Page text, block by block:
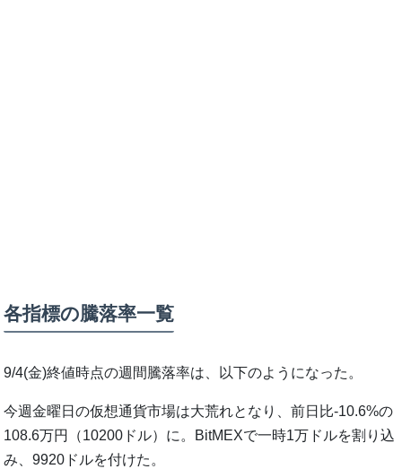
各指標の騰落率一覧
9/4(金)終値時点の週間騰落率は、以下のようになった。
今週金曜日の仮想通貨市場は大荒れとなり、前日比-10.6%の
108.6万円（10200ドル）に。BitMEXで一時1万ドルを割り込
み、9920ドルを付けた。